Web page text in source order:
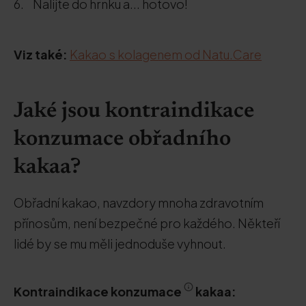
Nalijte do hrnku a... hotovo!
Viz také: Kakao s kolagenem od Natu.Care
Jaké jsou kontraindikace
konzumace obřadního
kakaa?
Obřadní kakao, navzdory mnoha zdravotním
přínosům, není bezpečné pro každého. Někteří
lidé by se mu měli jednoduše vyhnout.
Kontraindikace konzumace kakaa: